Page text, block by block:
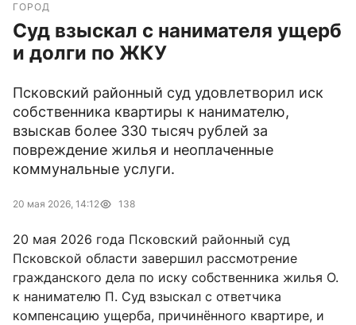
ГОРОД
Суд взыскал с нанимателя ущерб
и долги по ЖКУ
Псковский районный суд удовлетворил иск
собственника квартиры к нанимателю,
взыскав более 330 тысяч рублей за
повреждение жилья и неоплаченные
коммунальные услуги.
20 мая 2026, 14:12 138
20 мая 2026 года Псковский районный суд
Псковской области завершил рассмотрение
гражданского дела по иску собственника жилья О.
к нанимателю П. Суд взыскал с ответчика
компенсацию ущерба, причинённого квартире, и